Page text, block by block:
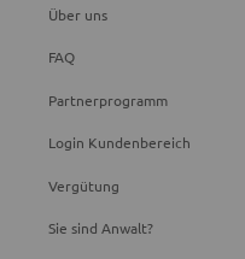
Über uns
FAQ
Partnerprogramm
Login Kundenbereich
Vergütung
Sie sind Anwalt?